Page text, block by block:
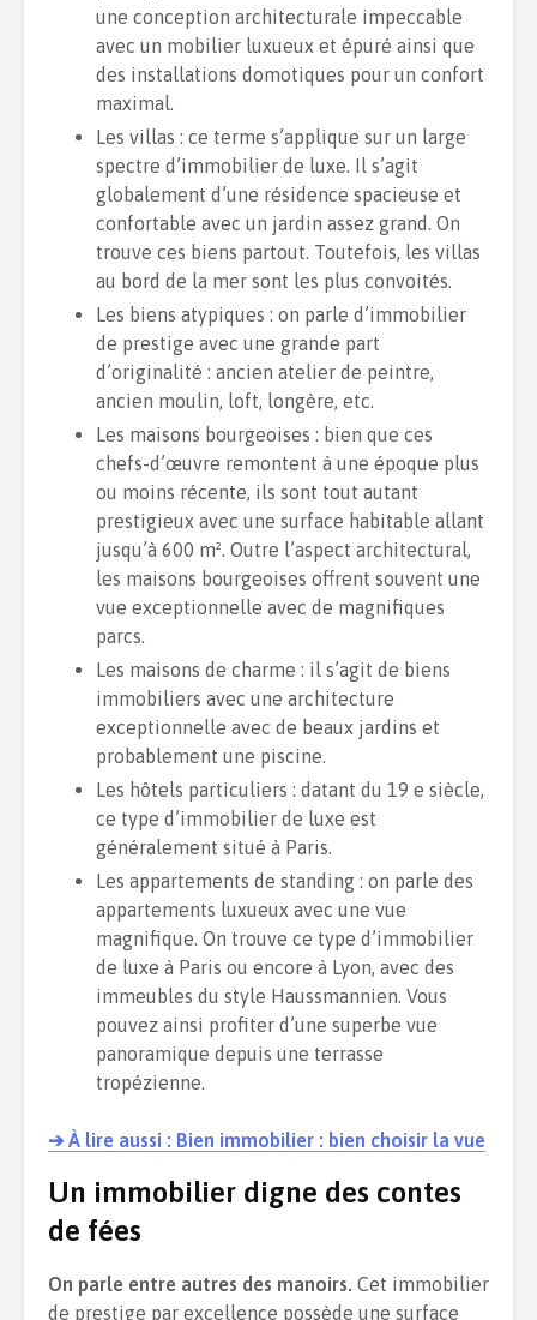
une conception architecturale impeccable
avec un mobilier luxueux et épuré ainsi que
des installations domotiques pour un confort
maximal.
Les villas : ce terme s’applique sur un large
spectre d’immobilier de luxe. Il s’agit
globalement d’une résidence spacieuse et
confortable avec un jardin assez grand. On
trouve ces biens partout. Toutefois, les villas
au bord de la mer sont les plus convoités.
Les biens atypiques : on parle d’immobilier
de prestige avec une grande part
d’originalité : ancien atelier de peintre,
ancien moulin, loft, longère, etc.
Les maisons bourgeoises : bien que ces
chefs-d’œuvre remontent à une époque plus
ou moins récente, ils sont tout autant
prestigieux avec une surface habitable allant
jusqu’à 600 m². Outre l’aspect architectural,
les maisons bourgeoises offrent souvent une
vue exceptionnelle avec de magnifiques
parcs.
Les maisons de charme : il s’agit de biens
immobiliers avec une architecture
exceptionnelle avec de beaux jardins et
probablement une piscine.
Les hôtels particuliers : datant du 19 e siècle,
ce type d’immobilier de luxe est
généralement situé à Paris.
Les appartements de standing : on parle des
appartements luxueux avec une vue
magnifique. On trouve ce type d’immobilier
de luxe à Paris ou encore à Lyon, avec des
immeubles du style Haussmannien. Vous
pouvez ainsi profiter d’une superbe vue
panoramique depuis une terrasse
tropézienne.
➔ À lire aussi : Bien immobilier : bien choisir la vue
Un immobilier digne des contes
de fées
On parle entre autres des manoirs. Cet immobilier
de prestige par excellence possède une surface